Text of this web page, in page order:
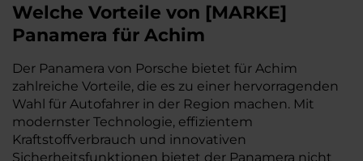
Welche Vorteile von [MARKE]
Panamera für Achim
Der Panamera von Porsche bietet für Achim
zahlreiche Vorteile, die es zu einer hervorragenden
Wahl für Autofahrer in der Region machen. Mit
modernster Technologie, effizientem
Kraftstoffverbrauch und innovativen
Sicherheitsfunktionen bietet der Panamera nicht